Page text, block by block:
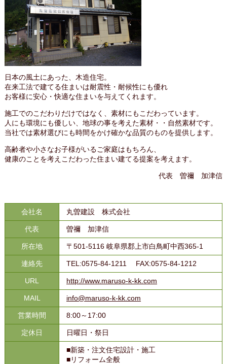
日本の風土にあった、木造住宅。
在来工法で建てる住まいは耐震性・耐候性にも優れ
お客様に安心・快適な住まいを与えてくれます。
施工でのこだわりだけではなく、素材にもこだわっています。
人にも環境にも優しい、地球の事を考えた素材・・自然素材です。
当社では素材選びにも時間をかけ確かな品質のものを提供します。
高齢者や小さなお子様がいるご家庭はもちろん、
健康のことを考えこだわった住まい建てる提案を考えます。
代表 曽禰 加津信
会社名 丸曽建設 株式会社
代表 曽禰 加津信
所在地 〒501-5116 岐阜県郡上市白鳥町中西365-1
連絡先 TEL:0575-84-1211 FAX:0575-84-1212
URL http://www.maruso-k-kk.com
MAIL info@maruso-k-kk.com
営業時間 8:00～17:00
定休日 日曜日・祭日
■新築・注文住宅設計・施工
■リフォーム全般